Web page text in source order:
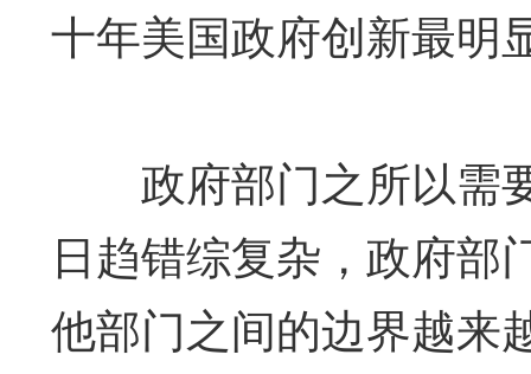
十年美国政府创新最明
政府部门之所以需
日趋错综复杂，政府部
他部门之间的边界越来